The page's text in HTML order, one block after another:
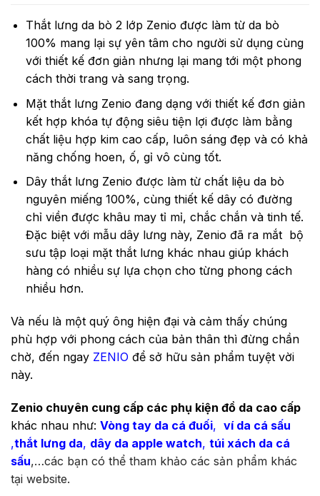
Thắt lưng da bò 2 lớp Zenio được làm từ da bò
100% mang lại sự yên tâm cho người sử dụng cùng
với thiết kế đơn giản nhưng lại mang tới một phong
cách thời trang và sang trọng.
Mặt thắt lưng Zenio đang dạng với thiết kế đơn giản
kết hợp khóa tự động siêu tiện lợi được làm bằng
chất liệu hợp kim cao cấp, luôn sáng đẹp và có khả
năng chống hoen, ố, gỉ vô cùng tốt.
Dây thắt lưng Zenio được làm từ chất liệu da bò
nguyên miếng 100%, cùng thiết kế dây có đường
chỉ viền được khâu may tỉ mỉ, chắc chắn và tinh tế.
Đặc biệt với mẫu dây lưng này, Zenio đã ra mắt bộ
sưu tập loại mặt thắt lưng khác nhau giúp khách
hàng có nhiều sự lựa chọn cho từng phong cách
nhiều hơn.
Và nếu là một quý ông hiện đại và cảm thấy chúng
phù hợp với phong cách của bản thân thì đừng chần
chờ, đến ngay ZENIO để sở hữu sản phẩm tuyệt vời
này.
Zenio chuyên cung cấp các phụ kiện đồ da cao cấp
khác nhau như: Vòng tay da cá đuối, ví da cá sấu
,thắt lưng da, dây da apple watch, túi xách da cá
sấu,…các bạn có thể tham khảo các sản phẩm khác
tại website.